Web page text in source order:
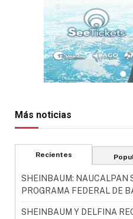
Más noticias
Recientes
SHEINBAUM: NAUCALPAN
PROGRAMA FEDERAL DE
SHEINBAUM Y DELFINA